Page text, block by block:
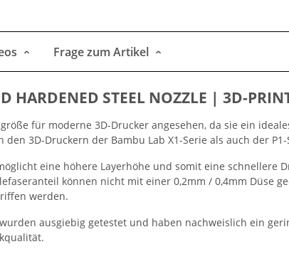
Frage zum Artikel
HARDENED STEEL NOZZLE | 3D-
für moderne 3D-Drucker angesehen, da sie ein
3D-Druckern der Bambu Lab X1-Serie als auch der
eine höhere Layerhöhe und somit eine schnellere
können nicht mit einer 0,2mm / 0,4mm Düse
werden.
wurden ausgiebig getestet und haben nachweislich ein